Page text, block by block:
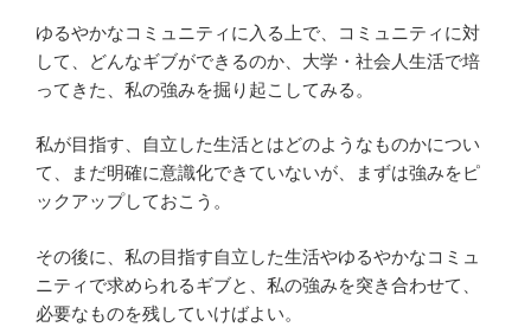
ゆるやかなコミュニティに入る上で、コミュニティに対
して、どんなギブができるのか、大学・社会人生活で培
ってきた、私の強みを掘り起こしてみる。
私が目指す、自立した生活とはどのようなものかについ
て、まだ明確に意識化できていないが、まずは強みをピ
ックアップしておこう。
その後に、私の目指す自立した生活やゆるやかなコミュ
ニティで求められるギブと、私の強みを突き合わせて、
必要なものを残していけばよい。